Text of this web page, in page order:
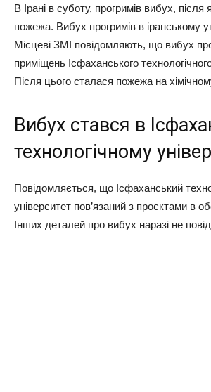
В Ірані в суботу, прогримів вибух, після
пожежа. Вибух прогримів в іранському
Місцеві ЗМІ повідомляють, що вибух
приміщень Ісфаханського
Після цього сталася пожежа на
Вибух стався в
технологічному
Повідомляється, що Ісфаханський
університет пов’язаний з проєктами в
Інших деталей про вибух наразі не